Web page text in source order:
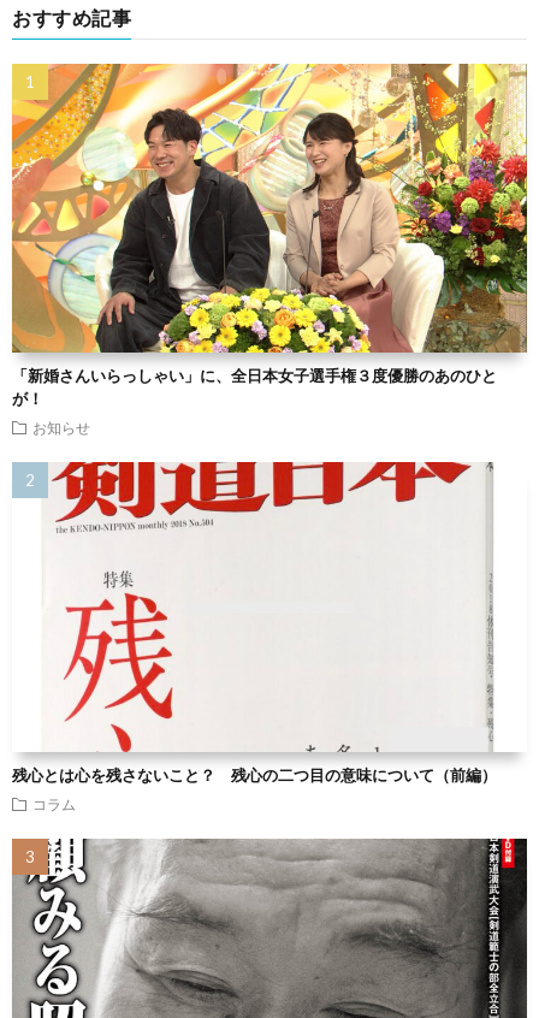
おすすめ記事
「新婚さんいらっしゃい」に、全日本女子選手権３度優勝のあのひと
が！
お知らせ
残心とは心を残さないこと？ 残心の二つ目の意味について（前編）
コラム